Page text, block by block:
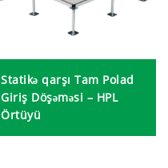
Statikə qarşı Tam Polad
Giriş Döşəməsi – HPL
Örtüyü